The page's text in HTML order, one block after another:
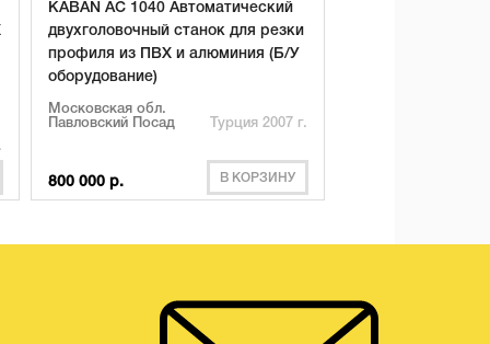
KABAN AC 1040 Автоматический
двухголовочный станок для резки
профиля из ПВХ и алюминия (Б/У
оборудование)
Московская обл.
Павловский Посад
Турция 2007 г.
800 000 р. В КОРЗИНУ